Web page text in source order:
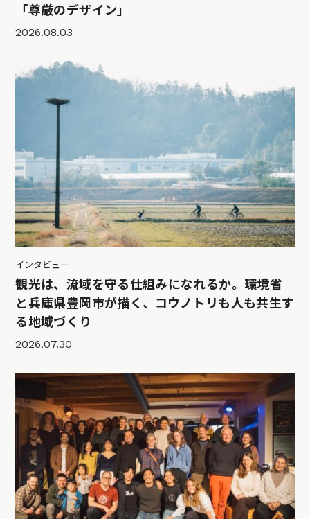
「尊厳のデザイン」
2026.08.03
インタビュー
観光は、流域を守る仕組みになれるか。環境省
と兵庫県豊岡市が描く、コウノトリも人も共生す
る地域づくり
2026.07.30